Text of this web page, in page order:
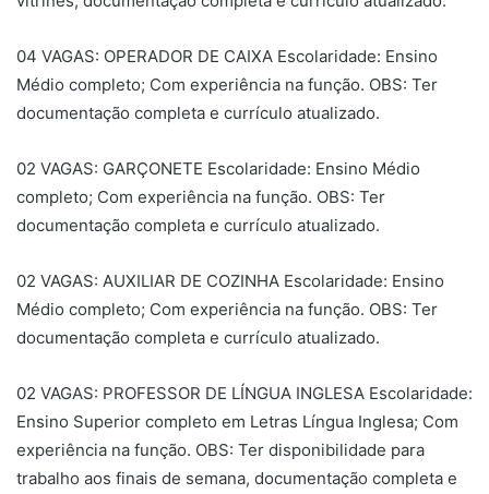
04 VAGAS: OPERADOR DE CAIXA Escolaridade: Ensino
Médio completo; Com experiência na função. OBS: Ter
documentação completa e currículo atualizado.
02 VAGAS: GARÇONETE Escolaridade: Ensino Médio
completo; Com experiência na função. OBS: Ter
documentação completa e currículo atualizado.
02 VAGAS: AUXILIAR DE COZINHA Escolaridade: Ensino
Médio completo; Com experiência na função. OBS: Ter
documentação completa e currículo atualizado.
02 VAGAS: PROFESSOR DE LÍNGUA INGLESA Escolaridade:
Ensino Superior completo em Letras Língua Inglesa; Com
experiência na função. OBS: Ter disponibilidade para
trabalho aos finais de semana, documentação completa e